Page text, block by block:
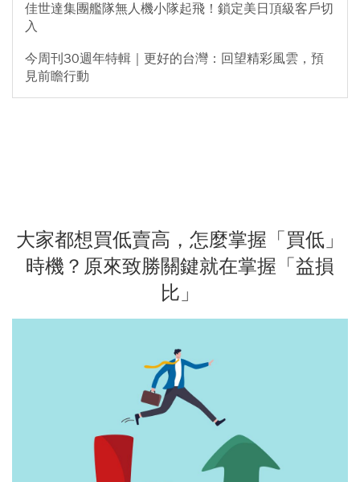
佳世達集團艦隊無人機小隊起飛！鎖定美日頂級客戶切
入
今周刊30週年特輯｜更好的台灣：回望精彩風雲，預
見前瞻行動
大家都想買低賣高，怎麼掌握「買低」
時機？原來致勝關鍵就在掌握「益損
比」